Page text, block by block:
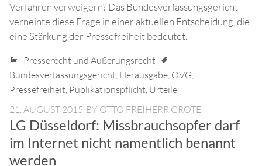
Verfahren verweigern? Das Bundesverfassungsgericht
verneinte diese Frage in einer aktuellen Entscheidung, die
eine Stärkung der Pressefreiheit bedeutet.
Presserecht und Äußerungsrecht
Bundesverfassungsgericht, Herausgabe, OVG,
Pressefreiheit, Publikationspflicht, Urteile
21. AUGUST 2015 BY OTTO FREIHERR GROTE
LG Düsseldorf: Missbrauchsopfer darf
im Internet nicht namentlich benannt
werden